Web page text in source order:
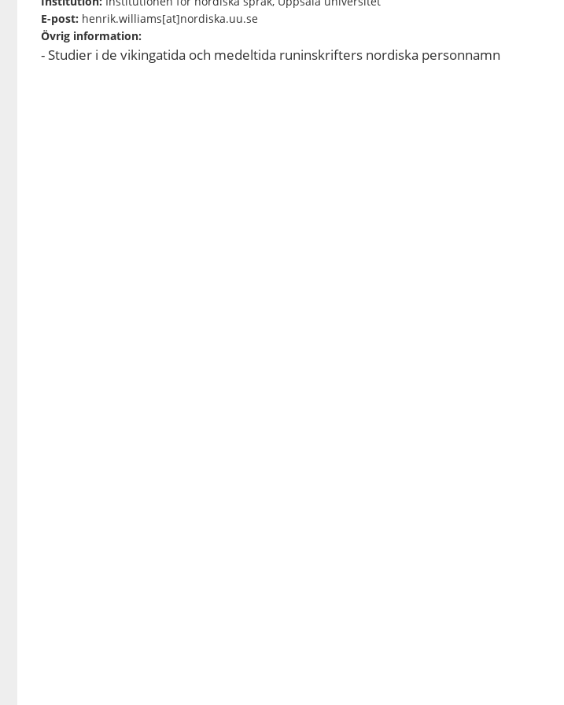
E-post: henrik.williams[at]nordiska.uu.se
Övrig information:
- Studier i de vikingatida och medeltida runinskrifters nordiska personnamn